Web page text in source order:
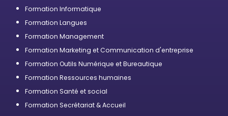
Formation Informatique
Formation Langues
Formation Management
Formation Marketing et Communication d'entreprise
Formation Outils Numérique et Bureautique
Formation Ressources humaines
Formation Santé et social
Formation Secrétariat & Accueil